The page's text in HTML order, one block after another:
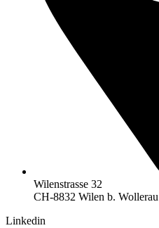
Wilenstrasse 32
CH-8832 Wilen b. Wollerau
Linkedin